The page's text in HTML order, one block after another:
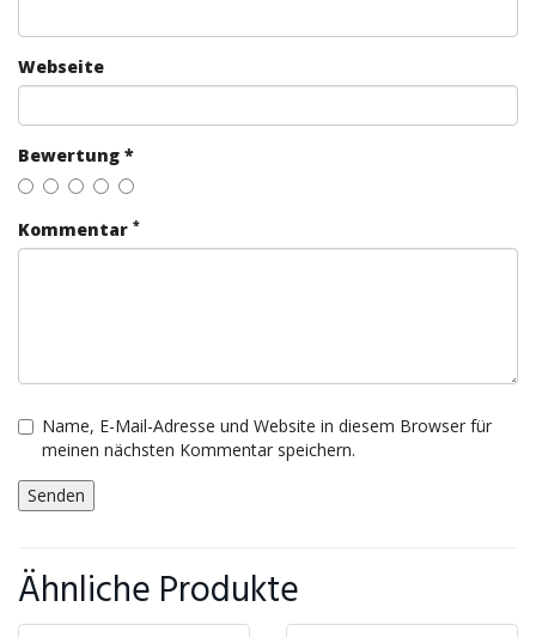
Webseite
Bewertung *
Kommentar *
Name, E-Mail-Adresse und Website in diesem Browser für
meinen nächsten Kommentar speichern.
Ähnliche Produkte